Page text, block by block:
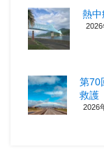
熱中
2026
第70
救護
2026